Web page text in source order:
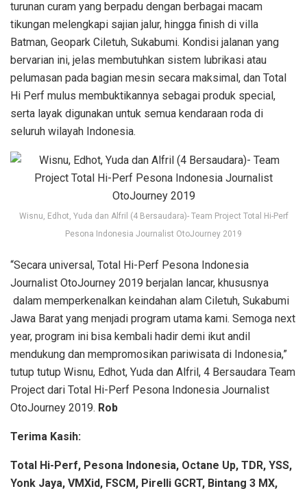
turunan curam yang berpadu dengan berbagai macam
tikungan melengkapi sajian jalur, hingga finish di villa
Batman, Geopark Ciletuh, Sukabumi. Kondisi jalanan yang
bervarian ini, jelas membutuhkan sistem lubrikasi atau
pelumasan pada bagian mesin secara maksimal, dan Total
Hi Perf mulus membuktikannya sebagai produk special,
serta layak digunakan untuk semua kendaraan roda di
seluruh wilayah Indonesia.
Wisnu, Edhot, Yuda dan Alfril (4 Bersaudara)- Team Project Total Hi-Perf
Pesona Indonesia Journalist OtoJourney 2019
“Secara universal, Total Hi-Perf Pesona Indonesia
Journalist OtoJourney 2019 berjalan lancar, khususnya
dalam memperkenalkan keindahan alam Ciletuh, Sukabumi
Jawa Barat yang menjadi program utama kami. Semoga next
year, program ini bisa kembali hadir demi ikut andil
mendukung dan mempromosikan pariwisata di Indonesia,”
tutup tutup Wisnu, Edhot, Yuda dan Alfril, 4 Bersaudara Team
Project dari Total Hi-Perf Pesona Indonesia Journalist
OtoJourney 2019. Rob
Terima Kasih:
Total Hi-Perf, Pesona Indonesia, Octane Up, TDR, YSS,
Yonk Jaya, VMXid, FSCM, Pirelli GCRT, Bintang 3 MX,